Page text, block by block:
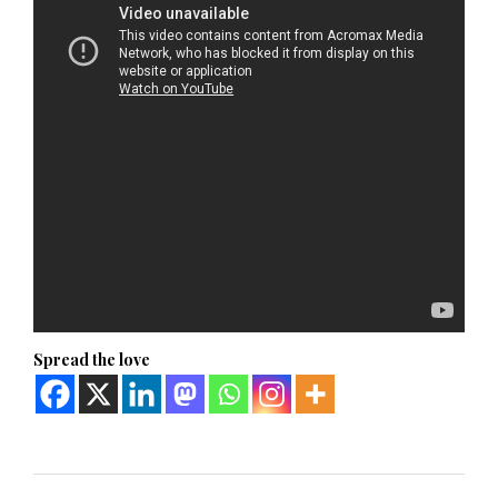
Spread the love